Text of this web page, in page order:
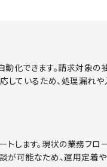
化できます。請求対象の
ているため、処理漏れや
します。現状の業務フロ
可能なため、運用定着